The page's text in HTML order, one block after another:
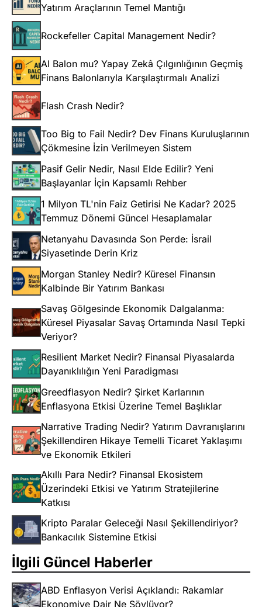
Yatırım Araçlarının Temel Mantığı
Rockefeller Capital Management Nedir?
AI Balon mu? Yapay Zekâ Çılgınlığının Geçmiş
Finans Balonlarıyla Karşılaştırmalı Analizi
Flash Crash Nedir?
Too Big to Fail Nedir? Dev Finans Kuruluşlarının
Çökmesine İzin Verilmeyen Sistem
Pasif Gelir Nedir, Nasıl Elde Edilir? Yeni
Başlayanlar İçin Kapsamlı Rehber
1 Milyon TL'nin Faiz Getirisi Ne Kadar? 2025
Temmuz Dönemi Güncel Hesaplamalar
Netanyahu Davasında Son Perde: İsrail
Siyasetinde Derin Kriz
Morgan Stanley Nedir? Küresel Finansın
Kalbinde Bir Yatırım Bankası
Savaş Gölgesinde Ekonomik Dalgalanma:
Küresel Piyasalar Savaş Ortamında Nasıl Tepki
Veriyor?
Resilient Market Nedir? Finansal Piyasalarda
Dayanıklılığın Yeni Paradigması
Greedflasyon Nedir? Şirket Karlarının
Enflasyona Etkisi Üzerine Temel Başlıklar
Narrative Trading Nedir? Yatırım Davranışlarını
Şekillendiren Hikaye Temelli Ticaret Yaklaşımı
ve Ekonomik Etkileri
Akıllı Para Nedir? Finansal Ekosistem
Üzerindeki Etkisi ve Yatırım Stratejilerine
Katkısı
Kripto Paralar Geleceği Nasıl Şekillendiriyor?
Bankacılık Sistemine Etkisi
İlgili Güncel Haberler
ABD Enflasyon Verisi Açıklandı: Rakamlar
Ekonomiye Dair Ne Söylüyor?